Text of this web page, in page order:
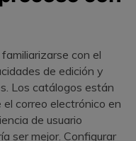
con el
de edición y
Los catálogos están
correo electrónico en
de usuario
ser mejor.󠀲󠀡󠀠󠀦󠀣󠀩󠀣󠀤󠀦󠀳󠀰 Configurar